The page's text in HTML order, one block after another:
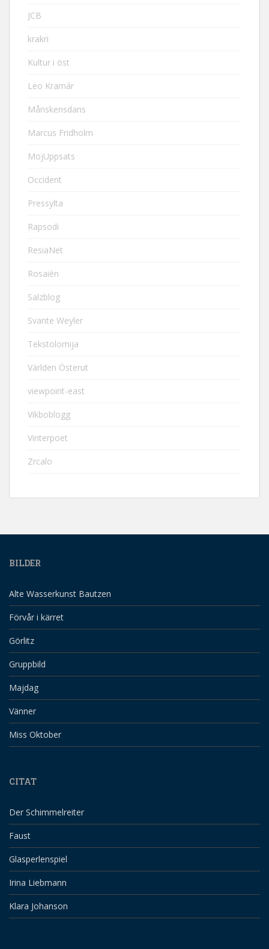
JCB
krakri
Kultur i öst
Leo Kramár
Månskensdans
Marcus Fridholm
MojUppsats
Occident
Pressylta
Rapsodi
ResiaNet
Rosaièn
Salzblog
Svante Weyler
Tekstolomija
Världen Österut
viewpoint-east
Vikboblogg
Vinterpoet
Zrcalo
BILDER
Alte Wasserkunst Bautzen
Förvår i kärret
Görlitz
Gruppbild
Majdag
Vänner
Miss Oktober
CITAT
Der Schimmelreiter
Faust
Glasperlenspiel
Irina Liebmann
Klara Johanson